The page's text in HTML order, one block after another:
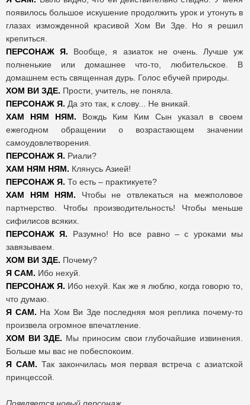
появилось большое искушение продолжить урок и утонуть в
глазах изможденной красивой Хом Ви Зде. Но я решил
крепиться.
ПЕРСОНАЖ Я. Вообще, я азиаток не очень. Лучше уж
полненькие или домашнее что-то, любительское. В
домашнем есть священная дурь. Голос ебучей природы.
ХОМ ВИ ЗДЕ. Прости, учитель, не поняла.
ПЕРСОНАЖ Я. Да это так, к слову... Не вникай.
ХАМ НЯМ НЯМ. Вождь Ким Ким Сын указал в своем
ежегодном обращении о возрастающем значении
самоудовлетворения.
ПЕРСОНАЖ Я. Риали?
ХАМ НЯМ НЯМ. Клянусь Азией!
ПЕРСОНАЖ Я. То есть – практикуете?
ХАМ НЯМ НЯМ. Чтобы не отвлекаться на межполовое
партнерство. Чтобы производительность! Чтобы меньше
сифилисов всяких.
ПЕРСОНАЖ Я. Разумно! Но все равно – с уроками мы
завязываем.
ХОМ ВИ ЗДЕ. Почему?
Я САМ. Ибо нехуй.
ПЕРСОНАЖ Я. Ибо нехуй. Как же я люблю, когда говорю то,
что думаю.
Я САМ. На Хом Ви Зде последняя моя реплика почему-то
произвела огромное впечатление.
ХОМ ВИ ЗДЕ. Мы приносим свои глубочайшие извинения.
Больше мы вас не побеспокоим.
Я САМ. Так закончилась моя первая встреча с азиатской
принцессой.